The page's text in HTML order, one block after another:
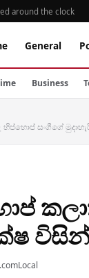
around the clock
General
Business
සංගීගේ
Local